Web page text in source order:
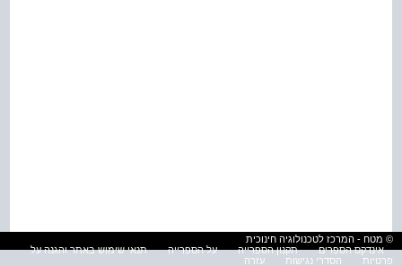
© מטח - המרכז לטכנולוגיה חינוכית
אינדקס הספרים
תקנון הספרייה על הספרייה
תנאי שימוש באתר והגנה על
פרטיות
הסדרי נגישות עזרה